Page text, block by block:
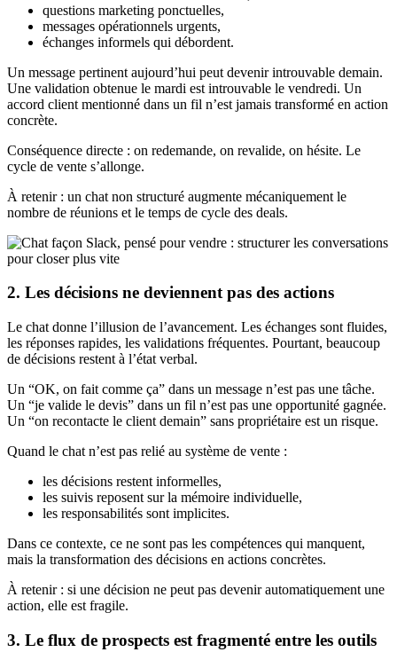
questions marketing ponctuelles,
messages opérationnels urgents,
échanges informels qui débordent.
Un message pertinent aujourd’hui peut devenir introuvable demain.
Une validation obtenue le mardi est introuvable le vendredi. Un
accord client mentionné dans un fil n’est jamais transformé en action
concrète.
Conséquence directe : on redemande, on revalide, on hésite. Le
cycle de vente s’allonge.
À retenir : un chat non structuré augmente mécaniquement le
nombre de réunions et le temps de cycle des deals.
2. Les décisions ne deviennent pas des actions
Le chat donne l’illusion de l’avancement. Les échanges sont fluides,
les réponses rapides, les validations fréquentes. Pourtant, beaucoup
de décisions restent à l’état verbal.
Un “OK, on fait comme ça” dans un message n’est pas une tâche.
Un “je valide le devis” dans un fil n’est pas une opportunité gagnée.
Un “on recontacte le client demain” sans propriétaire est un risque.
Quand le chat n’est pas relié au système de vente :
les décisions restent informelles,
les suivis reposent sur la mémoire individuelle,
les responsabilités sont implicites.
Dans ce contexte, ce ne sont pas les compétences qui manquent,
mais la transformation des décisions en actions concrètes.
À retenir : si une décision ne peut pas devenir automatiquement une
action, elle est fragile.
3. Le flux de prospects est fragmenté entre les outils